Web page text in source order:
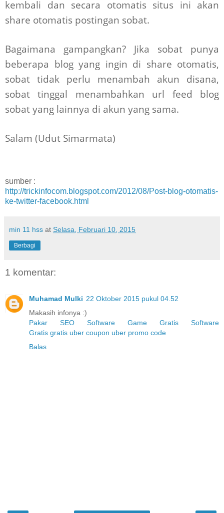
kembali dan secara otomatis situs ini akan
share otomatis postingan sobat.
Bagaimana gampangkan? Jika sobat punya
beberapa blog yang ingin di share otomatis,
sobat tidak perlu menambah akun disana,
sobat tinggal menambahkan url feed blog
sobat yang lainnya di akun yang sama.
Salam (Udut Simarmata)
sumber :
http://trickinfocom.blogspot.com/2012/08/Post-blog-otomatis-
ke-twitter-facebook.html
min 11 hss at Selasa, Februari 10, 2015
Berbagi
1 komentar:
Muhamad Mulki 22 Oktober 2015 pukul 04.52
Makasih infonya :)
Pakar SEO
Software Game Gratis
Software
Gratis gratis uber coupon uber promo code
Balas